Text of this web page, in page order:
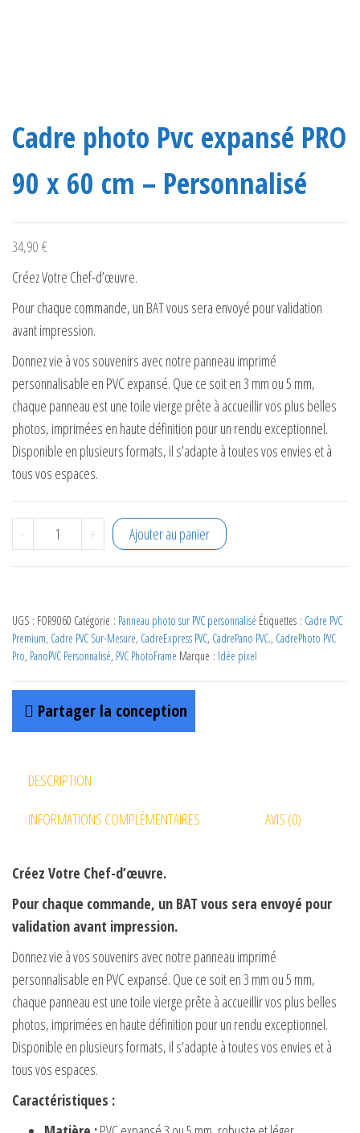
Cadre photo Pvc expansé PRO
90 x 60 cm – Personnalisé
34,90 €
Créez Votre Chef-d’œuvre.
Pour chaque commande, un BAT vous sera envoyé pour validation
avant impression.
Donnez vie à vos souvenirs avec notre panneau imprimé
personnalisable en PVC expansé. Que ce soit en 3 mm ou 5 mm,
chaque panneau est une toile vierge prête à accueillir vos plus belles
photos, imprimées en haute définition pour un rendu exceptionnel.
Disponible en plusieurs formats, il s’adapte à toutes vos envies et à
tous vos espaces.
- quantité de Cadre photo Pvc expansé PRO 90 x 60 cm -
+ Ajouter au panier
UGS : FOR9060 Catégorie : Panneau photo sur PVC personnalisé Étiquettes : Cadre PVC
Premium, Cadre PVC Sur-Mesure, CadreExpress PVC, CadrePano PVC., CadrePhoto PVC
Pro, PanoPVC Personnalisé, PVC PhotoFrame Marque : Idée pixel
Partager la conception
DESCRIPTION
INFORMATIONS COMPLÉMENTAIRES
AVIS (0)
Créez Votre Chef-d’œuvre.
Pour chaque commande, un BAT vous sera envoyé pour
validation avant impression.
Donnez vie à vos souvenirs avec notre panneau imprimé
personnalisable en PVC expansé. Que ce soit en 3 mm ou 5 mm,
chaque panneau est une toile vierge prête à accueillir vos plus belles
photos, imprimées en haute définition pour un rendu exceptionnel.
Disponible en plusieurs formats, il s’adapte à toutes vos envies et à
tous vos espaces.
Caractéristiques :